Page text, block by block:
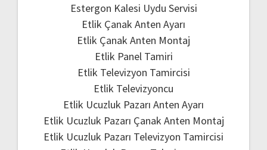
Estergon Kalesi Uydu Servisi
Etlik Çanak Anten Ayarı
Etlik Çanak Anten Montaj
Etlik Panel Tamiri
Etlik Televizyon Tamircisi
Etlik Televizyoncu
Etlik Ucuzluk Pazarı Anten Ayarı
Etlik Ucuzluk Pazarı Çanak Anten Montaj
Etlik Ucuzluk Pazarı Televizyon Tamircisi